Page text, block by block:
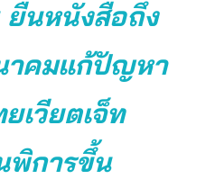
นหนังสือถึง
าคมแก้ปัญหา
เวียตเจ็ท
พิการขึ้น